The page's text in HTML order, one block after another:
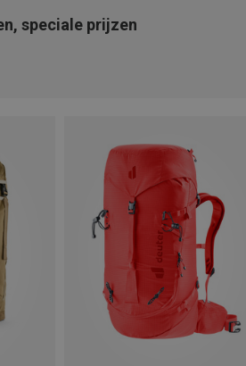
speciale prijzen